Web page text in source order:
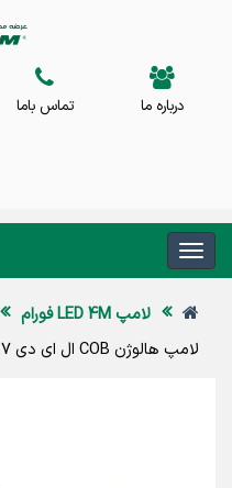
درباره ما تماس باما
لامپ LED 4M فورام
لامپ هالوژن COB ال ای دی 7 وات 4M ذره بینی